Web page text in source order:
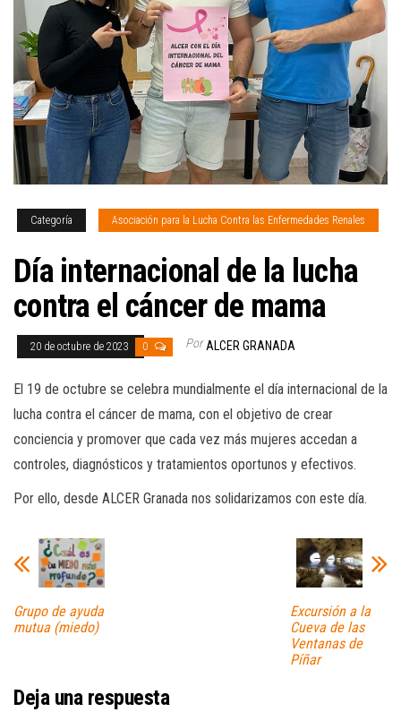
Categoría Asociación para la Lucha Contra las Enfermedades Renales
Día internacional de la lucha
contra el cáncer de mama
20 de octubre de 2023 0 Por ALCER GRANADA
El 19 de octubre se celebra mundialmente el día internacional de la
lucha contra el cáncer de mama, con el objetivo de crear
conciencia y promover que cada vez más mujeres accedan a
controles, diagnósticos y tratamientos oportunos y efectivos.
Por ello, desde ALCER Granada nos solidarizamos con este día.
Grupo de ayuda
mutua (miedo)
Excursión a la
Cueva de las
Ventanas de
Píñar
Deja una respuesta